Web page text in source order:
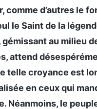
comme d’autres le
le Saint de la
gémissant au milieu
attend
telle croyance est
en ceux qui
Néanmoins, le